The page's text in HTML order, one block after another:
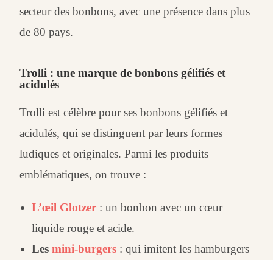
secteur des bonbons, avec une présence dans plus
de 80 pays.
Trolli : une marque de bonbons gélifiés et
acidulés
Trolli est célèbre pour ses bonbons gélifiés et
acidulés, qui se distinguent par leurs formes
ludiques et originales. Parmi les produits
emblématiques, on trouve :
L’œil Glotzer : un bonbon avec un cœur
liquide rouge et acide.
Lesmini-burgers : qui imitent les hamburgers